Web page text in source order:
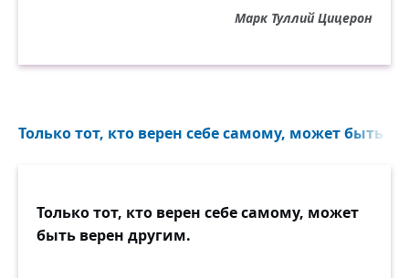
Марк Туллий Цицерон
Только тот, кто верен себе самому, может быть
Только тот, кто верен себе самому, может
быть верен другим.